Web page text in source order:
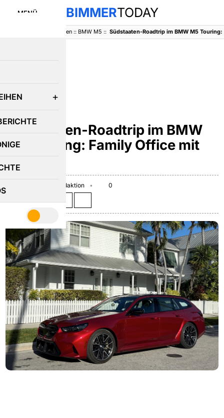
MENÜ BIMMERTODAY
Baureihen:: BMW M5 ::
Südstaaten-Roadtrip im BMW
M5 Touring: Family Office mit
727 PS
Redaktion
0